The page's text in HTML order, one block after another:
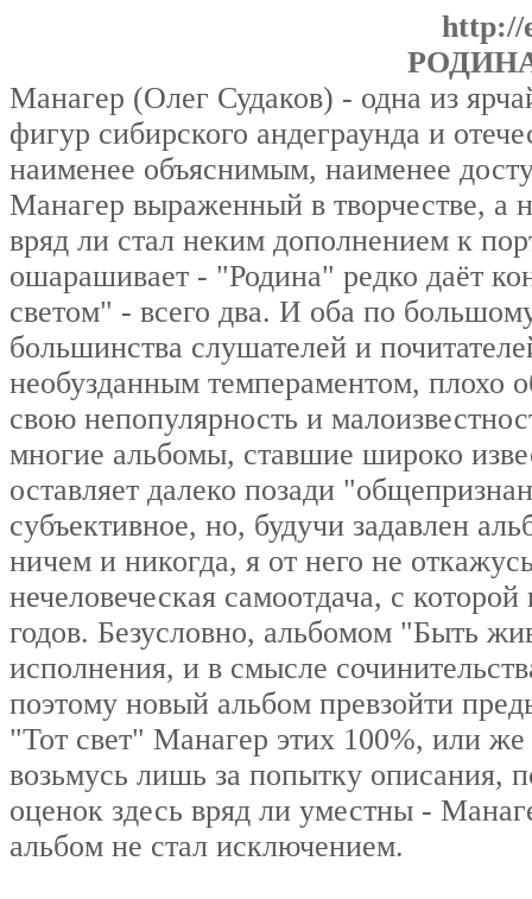
http://
Манагер (Олег Судаков) - одна из
фигур сибирского андеграунда и
наименее объяснимым, наименее
Манагер выраженный в творчестве, а
вряд ли стал неким дополнением к
ошарашивает - "Родина" редко даёт
светом" - всего два. И оба по
большинства слушателей и
необузданным темпераментом, плохо
свою непопулярность и
многие альбомы, ставшие широко
оставляет далеко позади
субъективное, но, будучи задавлен
ничем и никогда, я от него не
нечеловеческая самоотдача, с
годов. Безусловно, альбомом "Быть
исполнения, и в смысле
поэтому новый альбом превзойти
"Тот свет" Манагер этих 100%, или
возьмусь лишь за попытку описания,
оценок здесь вряд ли уместны -
альбом не стал исключением.